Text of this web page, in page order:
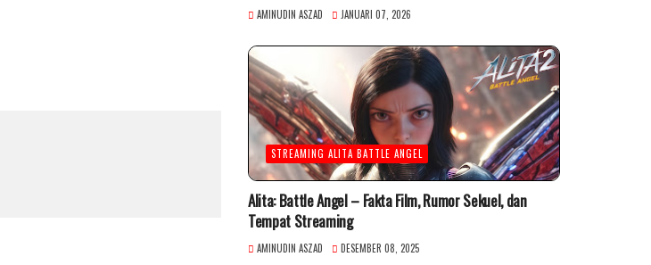
AMINUDIN ASZAD JANUARI 07, 2026
STREAMING ALITA BATTLE ANGEL
Alita: Battle Angel – Fakta Film, Rumor Sekuel, dan
Tempat Streaming
AMINUDIN ASZAD DESEMBER 08, 2025